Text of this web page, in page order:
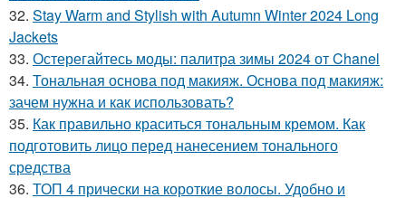
32. Stay Warm and Stylish with Autumn Winter 2024 Long
Jackets
33. Остерегайтесь моды: палитра зимы 2024 от Chanel
34. Тональная основа под макияж. Основа под макияж:
зачем нужна и как использовать?
35. Как правильно краситься тональным кремом. Как
подготовить лицо перед нанесением тонального
средства
36. ТОП 4 прически на короткие волосы. Удобно и